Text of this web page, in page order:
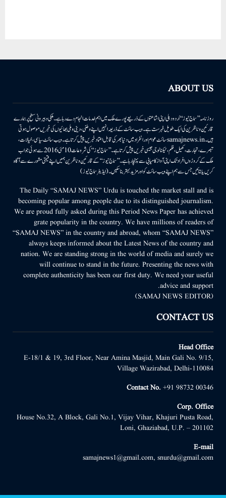
ABOUT US
روزنامہ ’’سماج نیوز‘‘ اُردو دہلی اپنی اشاعتوں کے ذریعے پورے ملک میں اہم خدمات انجام دے رہا ہے۔ ملکی وبیرونی سطح پر ہمارے
قارئین وناظرین کی ایک طویل فہرست ہے۔ ویب سائٹ کے ذریعہ انہیں اپنے وطنی، دینی وملی بھائیوں کی خبریں موصول ہوتی
ہیں۔samajnews.inسائٹ عوام اور انفراد میں دنیا بھر کی قابل اعتماد خبریں پیش کرتا ہے۔ ویب سائٹ سیاسی، خیالات،
تبصرے، تجارت، کھیل، فلم، ٹیکنالوجی جیسی خبریں پیش کرتا ہے۔ ’’سماج نیوز‘‘ کی شروعات 10مئی 2016 سے ہوئی جو اب
ملک کے کروڑوں افراد تک اپنی آواز کامیابی سے پہنچا رہا ہے۔ ’’سماج نیوز‘‘ کے قارئین وناظرین ہمیں اپنے قیمتی مشورے سے آگاہ
کریں یا بتائیں جس سے ہم اپنے ویب سائٹ کو اور مزید بہتر بناسکیں۔ (ایڈیٹر سماج نیوز)
The Daily “SAMAJ NEWS” Urdu is touched the market stall and is
becoming popular among people due to its distinguished journalism.
We are proud fully asked during this Period News Paper has achieved
grate popularity in the country. We have millions of readers of
“SAMAJ NEWS” in the country and abroad, whom “SAMAJ NEWS”
always keeps informed about the Latest News of the country and
nation. We are standing strong in the world of media and surely we
will continue to stand in the future. Presenting the news with
complete authenticity has been our first duty. We need your useful
advice and support.
(SAMAJ NEWS EDITOR)
CONTACT US
Head Office
E-18/1 & 19, 3rd Floor, Near Amina Masjid, Main Gali No. 9/15,
Village Wazirabad, Delhi-110084
Contact No. +91 98732 00346
Corp. Office
House No.32, A Block, Gali No.1, Vijay Vihar, Khajuri Pusta Road,
Loni, Ghaziabad, U.P. – 201102
E-mail
samajnews1@gmail.com, snurdu@gmail.com